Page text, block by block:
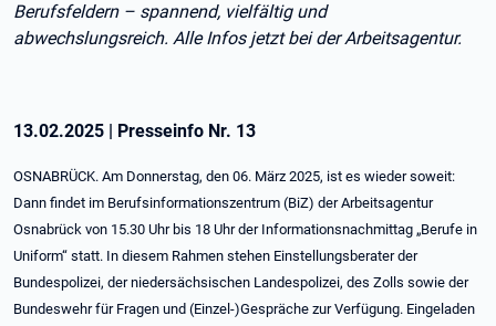
Berufsfeldern – spannend, vielfältig und
abwechslungsreich. Alle Infos jetzt bei der Arbeitsagentur.
13.02.2025 | Presseinfo Nr. 13
OSNABRÜCK. Am Donnerstag, den 06. März 2025, ist es wieder soweit:
Dann findet im Berufsinformationszentrum (BiZ) der Arbeitsagentur
Osnabrück von 15.30 Uhr bis 18 Uhr der Informationsnachmittag „Berufe in
Uniform“ statt. In diesem Rahmen stehen Einstellungsberater der
Bundespolizei, der niedersächsischen Landespolizei, des Zolls sowie der
Bundeswehr für Fragen und (Einzel-)Gespräche zur Verfügung. Eingeladen